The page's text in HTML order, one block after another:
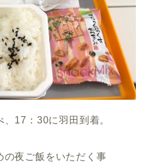
17：30に羽田到着。
の夜ご飯をいただく事